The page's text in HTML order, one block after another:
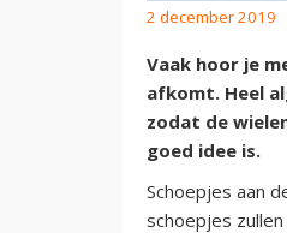
2 december 2019
Vaak hoor je
afkomt. Heel
zodat de
goed idee is.
Schoepjes aan
schoepjes